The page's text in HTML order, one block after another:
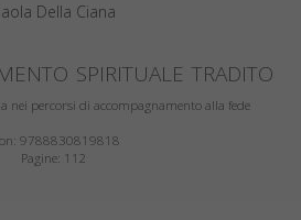
Della Ciana
spirituale tradito
nei percorsi di accompagnamento alla fede
9788830819818
Pagine: 112